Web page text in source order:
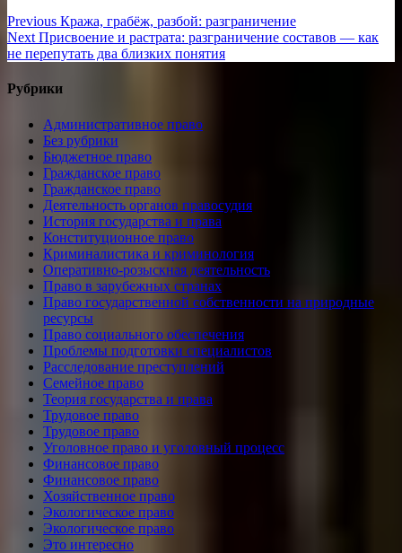
Навигация
по
Previous Previous
post:
Кража, грабёж, разбой: разграничение
Next Next
post:
Присвоение и растрата: разграничение составов — как
не перепутать два близких понятия
Рубрики
Административное право
Без рубрики
Бюджетное право
Гражданское право
Гражданское право
Деятельность органов правосудия
История государства и права
Конституционное право
Криминалистика и криминология
Оперативно-розыскная деятельность
Право в зарубежных странах
Право государственной собственности на природные
ресурсы
Право социального обеспечения
Проблемы подготовки специалистов
Расследование преступлений
Семейное право
Теория государства и права
Трудовое право
Трудовое право
Уголовное право и уголовный процесс
Финансовое право
Финансовое право
Хозяйственное право
Экологическое право
Экологическое право
Это интересно